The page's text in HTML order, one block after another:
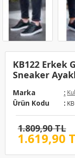
KB122 Erkek
Sneaker
Marka :
Ürün Kodu :
1.619,90
1.809,90 TL